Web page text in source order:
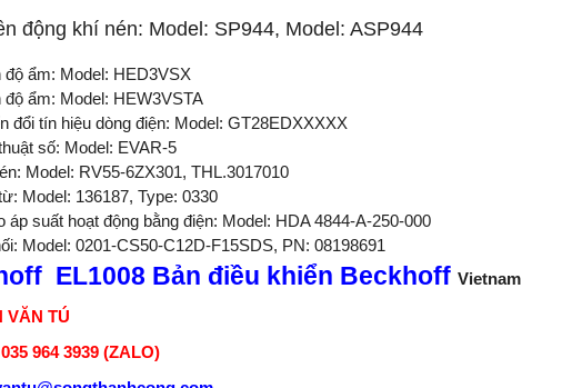
động khí nén: Model: SP944, Model: ASP944
độ ẩm: Model: HED3VSX
độ ẩm: Model: HEW3VSTA
đổi tín hiệu dòng điện: Model: GT28EDXXXXX
số: Model: EVAR-5
Model: RV55-6ZX301, THL.3017010
Model: 136187, Type: 0330
áp suất hoạt động bằng điện: Model: HDA 4844-A-250-000
Model: 0201-CS50-C12D-F15SDS, PN: 08198691
EL1008 Bản điều khiển Beckhoff Vietnam
VĂN TÚ
964 3939 (ZALO)